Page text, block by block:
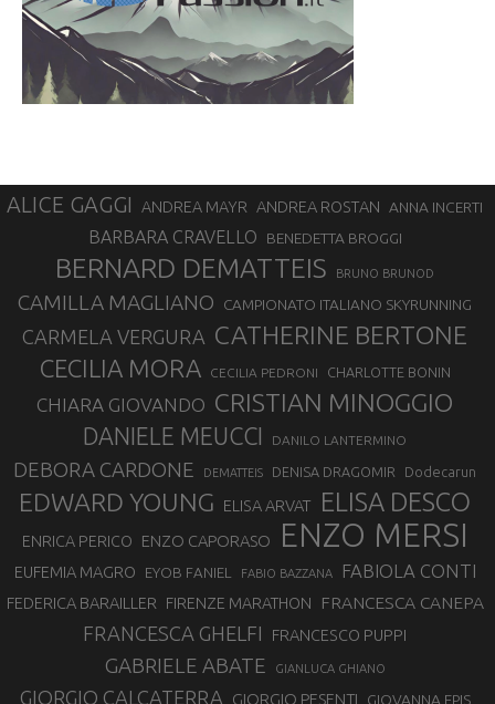
ALICE GAGGI ANDREA MAYR ANDREA ROSTAN ANNA INCERTI
BARBARA CRAVELLO BENEDETTA BROGGI
BERNARD DEMATTEIS BRUNO BRUNOD
CAMILLA MAGLIANO CAMPIONATO ITALIANO SKYRUNNING
CARMELA VERGURA CATHERINE BERTONE
CECILIA MORA CECILIA PEDRONI CHARLOTTE BONIN
CHIARA GIOVANDO CRISTIAN MINOGGIO
DANIELE MEUCCI DANILO LANTERMINO
DEBORA CARDONE DEMATTEIS DENISA DRAGOMIR Dodecarun
EDWARD YOUNG ELISA ARVAT ELISA DESCO
ENRICA PERICO ENZO CAPORASO ENZO MERSI
EUFEMIA MAGRO EYOB FANIEL FABIO BAZZANA FABIOLA CONTI
FEDERICA BARAILLER FIRENZE MARATHON FRANCESCA CANEPA
FRANCESCA GHELFI FRANCESCO PUPPI
GABRIELE ABATE GIANLUCA GHIANO
GIORGIO CALCATERRA GIORGIO PESENTI GIOVANNA EPIS